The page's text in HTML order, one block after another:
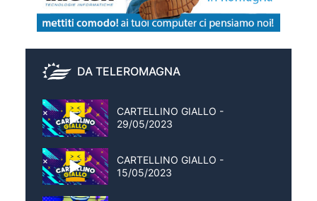
DA TELEROMAGNA
CARTELLINO GIALLO -
29/05/2023
CARTELLINO GIALLO -
15/05/2023